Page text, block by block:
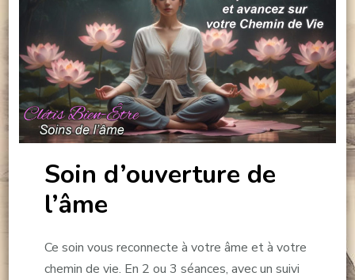
Soin d’ouverture de
l’âme
Ce soin vous reconnecte à votre âme et à votre
chemin de vie. En 2 ou 3 séances, avec un suivi